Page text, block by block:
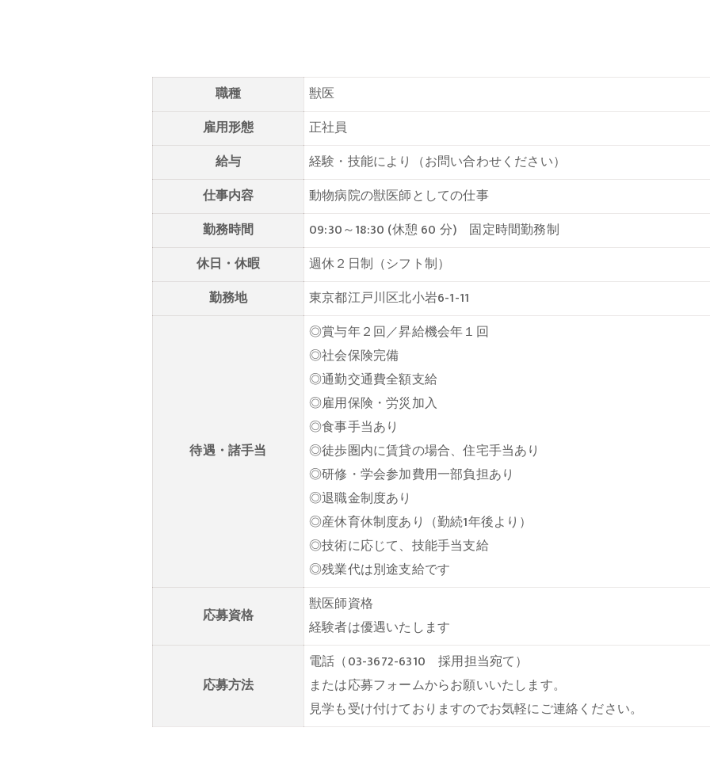
職種
獣医
雇用形態
正社員
給与
経験・技能により（お問い合わせください）
仕事内容
動物病院の獣医師としての仕事
勤務時間
09:30～18:30 (休憩 60 分) 固定時間勤務制
休日・休暇
週休２日制（シフト制）
勤務地
東京都江戸川区北小岩6-1-11
待遇・諸手当
◎賞与年２回／昇給機会年１回
◎社会保険完備
◎通勤交通費全額支給
◎雇用保険・労災加入
◎食事手当あり
◎徒歩圏内に賃貸の場合、住宅手当あり
◎研修・学会参加費用一部負担あり
◎退職金制度あり
◎産休育休制度あり（勤続1年後より）
◎技術に応じて、技能手当支給
◎残業代は別途支給です
応募資格
獣医師資格
経験者は優遇いたします
応募方法
電話（03-3672-6310 採用担当宛て）
または応募フォームからお願いいたします。
見学も受け付けておりますのでお気軽にご連絡ください。